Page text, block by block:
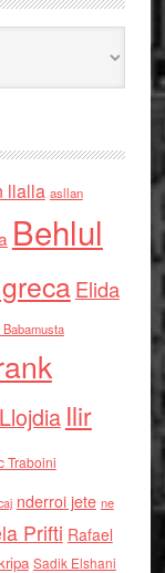
llalla asllan
Behlul
Elida
Babamusta
Ilir
Traboini
nderroi jete ne
Prifti Rafael
Sadik Elshani